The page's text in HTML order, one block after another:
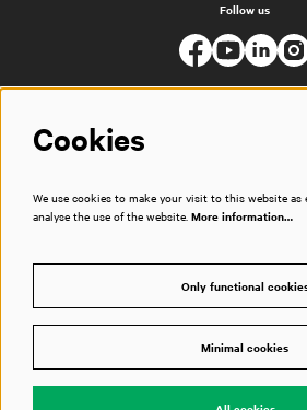
Follow us
Cookies
We use cookies to make your visit to this website as
analyse the use of the website. More information…
Only functional
Minimal cookies